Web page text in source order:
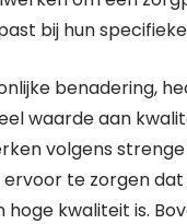
bij hun
benadering,
waarde aan
volgens
te zorgen dat
hoge kwaliteit is.